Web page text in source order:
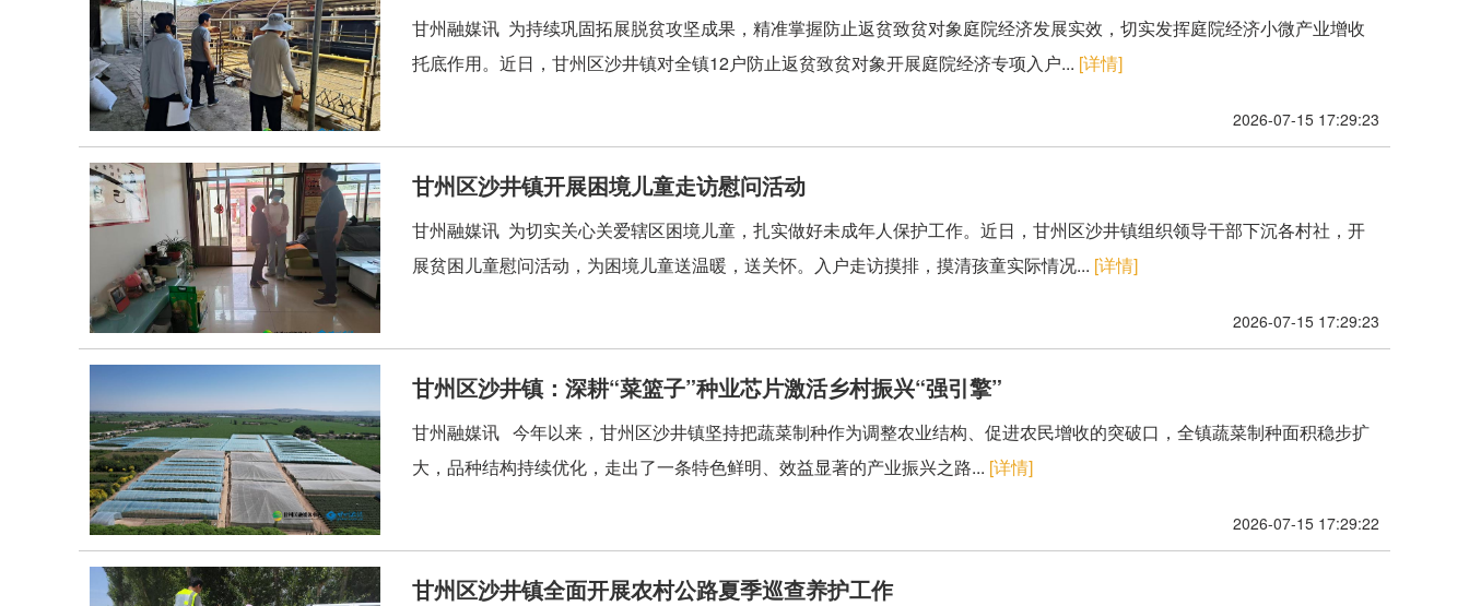
甘州融媒讯 为持续巩固拓展脱贫攻坚成果，精准掌握防止返贫致贫对象庭院经济发展实效，切实发挥庭院经济小微产业增收
托底作用。近日，甘州区沙井镇对全镇12户防止返贫致贫对象开展庭院经济专项入户... [详情]
2026-07-15 17:29:23
甘州区沙井镇开展困境儿童走访慰问活动
甘州融媒讯 为切实关心关爱辖区困境儿童，扎实做好未成年人保护工作。近日，甘州区沙井镇组织领导干部下沉各村社，开
展贫困儿童慰问活动，为困境儿童送温暖，送关怀。入户走访摸排，摸清孩童实际情况... [详情]
2026-07-15 17:29:23
甘州区沙井镇：深耕“菜篮子”种业芯片激活乡村振兴“强引擎”
甘州融媒讯 今年以来，甘州区沙井镇坚持把蔬菜制种作为调整农业结构、促进农民增收的突破口，全镇蔬菜制种面积稳步扩
大，品种结构持续优化，走出了一条特色鲜明、效益显著的产业振兴之路... [详情]
2026-07-15 17:29:22
甘州区沙井镇全面开展农村公路夏季巡查养护工作